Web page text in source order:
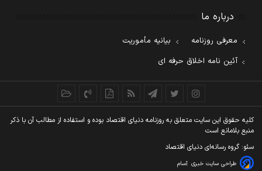
درباره ما
معرفی روزنامه
بیانیه مأموریت
آئین نامه اخلاق حرفه ای
کليه حقوق اين سايت متعلق به روزنامه دنيای اقتصاد بوده و استفاده از مطالب آن با ذکر
منبع بلامانع است
سئو: گروه رسانه‌ای دنیای اقتصاد
طراحی سایت خبری آسام